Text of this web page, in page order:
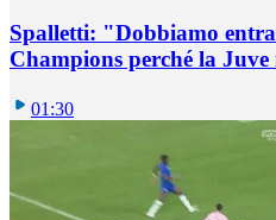
Spalletti: "Dobbiamo
Champions perché la
01:30